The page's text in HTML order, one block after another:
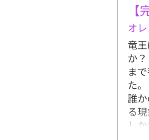
オ
竜
か
ま
た
誰
る
し